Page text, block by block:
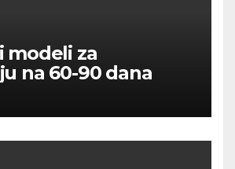
modeli za
na 60-90 dana